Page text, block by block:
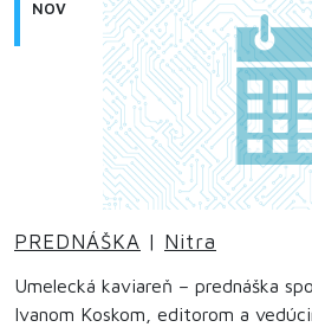
NOV
PREDNÁŠKA | Nitra
Umelecká kaviareň – prednáška
Ivanom Koskom, editorom a